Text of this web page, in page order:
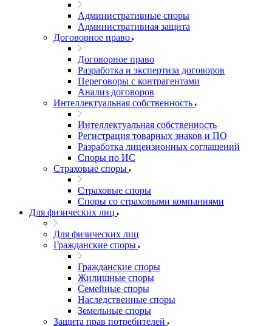
Административные споры
Административная защита
Договорное право
Договорное право
Разработка и экспертиза договоров
Переговоры с контрагентами
Анализ договоров
Интеллектуальная собственность
Интеллектуальная собственность
Регистрация товарных знаков и ПО
Разработка лицензионных соглашений
Споры по ИС
Страховые споры
Страховые споры
Споры со страховыми компаниями
Для физических лиц
Для физических лиц
Гражданские споры
Гражданские споры
Жилищные споры
Семейные споры
Наследственные споры
Земельные споры
Защита прав потребителей